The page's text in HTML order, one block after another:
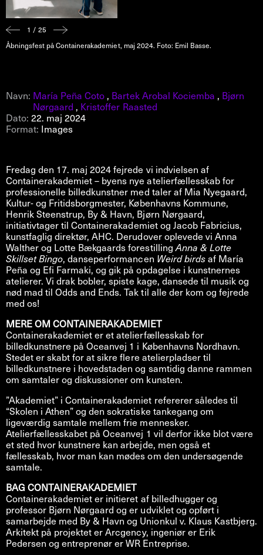
1 / 25
Åbningsfest på Containerakademiet, maj 2024. Foto: Emil Basse.
Navn: María Peña Coto , Bartek Arobal Kociemba , Bjørn
Nørgaard , Kristoffer Raasted
Dato:22. maj 2024
Format: Images
Fredag den 17. maj 2024 fejrede vi indvielsen af
Containerakademiet – byens nye atelierfællesskab for
professionelle billedkunstner med taler af Mia Nyegaard,
Kultur- og Fritidsborgmester, Københavns Kommune,
Henrik Steenstrup, By & Havn, Bjørn Nørgaard,
initiativtager til Containerakademiet og Jacob Fabricius,
kunstfaglig direktør, AHC. Derudover oplevede vi Anna
Walther og Lotte Bækgaards forestillingAnna & Lotte
Skillset Bingo, danseperformancen Weird birdsaf María
Peña og Efi Farmaki, og gik på opdagelse i kunstnernes
atelierer. Vi drak bobler, spiste kage, dansede til musik og
nød mad til Odds and Ends. Tak til alle der kom og fejrede
med os!
MERE OM CONTAINERAKADEMIET
Containerakademiet er et atelierfællesskab for
billedkunstnere på Oceanvej 1 i Københavns Nordhavn.
Stedet er skabt for at sikre flere atelierpladser til
billedkunstnere i hovedstaden og samtidig danne rammen
om samtaler og diskussioner om kunsten.
”Akademiet” i Containerakademiet refererer således til
“Skolen i Athen” og den sokratiske tankegang om
ligeværdig samtale mellem frie mennesker.
Atelierfællesskabet på Oceanvej 1 vil derfor ikke blot være
et sted hvor kunstnere kan arbejde, men også et
fællesskab, hvor man kan mødes om den undersøgende
samtale.
BAG CONTAINERAKADEMIET
Containerakademiet er initieret af billedhugger og
professor Bjørn Nørgaard og er udviklet og opført i
samarbejde med By & Havn og Unionkul v. Klaus Kastbjerg.
Arkitekt på projektet er Arcgency, ingeniør er Erik
Pedersen og entreprenør er WR Entreprise.